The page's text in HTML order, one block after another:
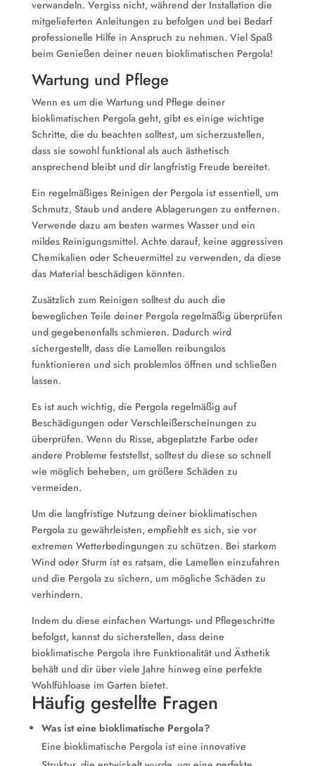
verwandeln. Vergiss nicht, während der Installation die
mitgelieferten Anleitungen zu befolgen und bei Bedarf
professionelle Hilfe in Anspruch zu nehmen. Viel Spaß
beim Genießen deiner neuen bioklimatischen Pergola!
Wartung und Pflege
Wenn es um die Wartung und Pflege deiner
bioklimatischen Pergola geht, gibt es einige wichtige
Schritte, die du beachten solltest, um sicherzustellen,
dass sie sowohl funktional als auch ästhetisch
ansprechend bleibt und dir langfristig Freude bereitet.
Ein regelmäßiges Reinigen der Pergola ist essentiell, um
Schmutz, Staub und andere Ablagerungen zu entfernen.
Verwende dazu am besten warmes Wasser und ein
mildes Reinigungsmittel. Achte darauf, keine aggressiven
Chemikalien oder Scheuermittel zu verwenden, da diese
das Material beschädigen könnten.
Zusätzlich zum Reinigen solltest du auch die
beweglichen Teile deiner Pergola regelmäßig überprüfen
und gegebenenfalls schmieren. Dadurch wird
sichergestellt, dass die Lamellen reibungslos
funktionieren und sich problemlos öffnen und schließen
lassen.
Es ist auch wichtig, die Pergola regelmäßig auf
Beschädigungen oder Verschleißerscheinungen zu
überprüfen. Wenn du Risse, abgeplatzte Farbe oder
andere Probleme feststellst, solltest du diese so schnell
wie möglich beheben, um größere Schäden zu
vermeiden.
Um die langfristige Nutzung deiner bioklimatischen
Pergola zu gewährleisten, empfiehlt es sich, sie vor
extremen Wetterbedingungen zu schützen. Bei starkem
Wind oder Sturm ist es ratsam, die Lamellen einzufahren
und die Pergola zu sichern, um mögliche Schäden zu
verhindern.
Indem du diese einfachen Wartungs- und Pflegeschritte
befolgst, kannst du sicherstellen, dass deine
bioklimatische Pergola ihre Funktionalität und Ästhetik
behält und dir über viele Jahre hinweg eine perfekte
Wohlfühloase im Garten bietet.
Häufig gestellte Fragen
Was ist eine bioklimatische Pergola?
Eine bioklimatische Pergola ist eine innovative